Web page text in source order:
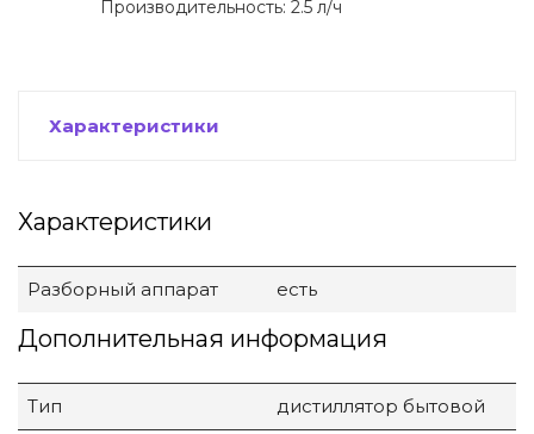
Производительность: 2.5 л/ч
Характеристики
Характеристики
Разборный аппарат есть
Дополнительная информация
Тип дистиллятор бытовой